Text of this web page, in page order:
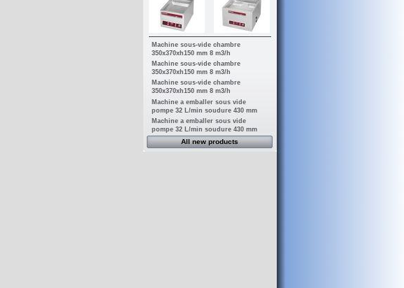
Machine sous-vide chambre
350x370xh150 mm 8 m3/h
Machine sous-vide chambre
350x370xh150 mm 8 m3/h
Machine sous-vide chambre
350x370xh150 mm 8 m3/h
Machine a emballer sous vide
pompe 32 L/min soudure 430 mm
Machine a emballer sous vide
pompe 32 L/min soudure 430 mm
All new products